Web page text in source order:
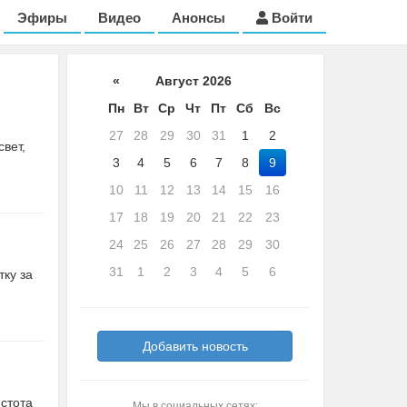
Эфиры Видео Анонсы Войти
за
«
Август 2026
Пн
Вт Ср Чт Пт Сб
Вс
27
28 29 30 31 1
2
3
4 5 6 7 8
9
10
11 12 13 14 15
16
17
18 19 20 21 22
23
24
25 26 27 28 29
30
31
1 2 3 4 5 6
Добавить новость